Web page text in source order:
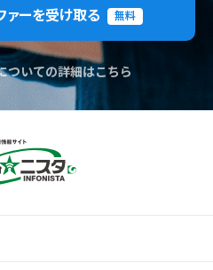
ァーを受け取る 無料
ついての詳細はこちら